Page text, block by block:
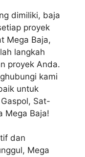
dimiliki, baja
proyek
Mega Baja,
langkah
proyek Anda.
kami
untuk
Sat-
Mega Baja!
dan
Mega